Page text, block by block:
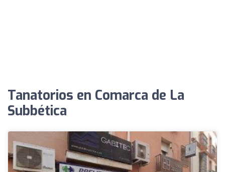
Tanatorios en Comarca de La
Subbética